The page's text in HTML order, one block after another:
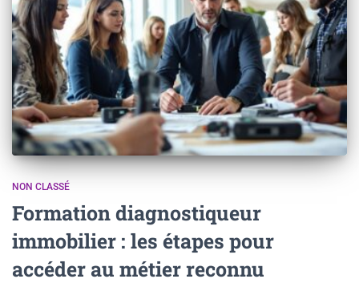
NON CLASSÉ
Formation diagnostiqueur
immobilier : les étapes pour
accéder au métier reconnu